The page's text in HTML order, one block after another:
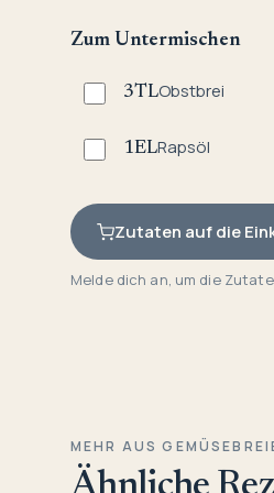
Zum Untermischen
3TLObstbrei
1ELRapsöl
Zutaten auf die
Melde dich an, um die
MEHR AUS